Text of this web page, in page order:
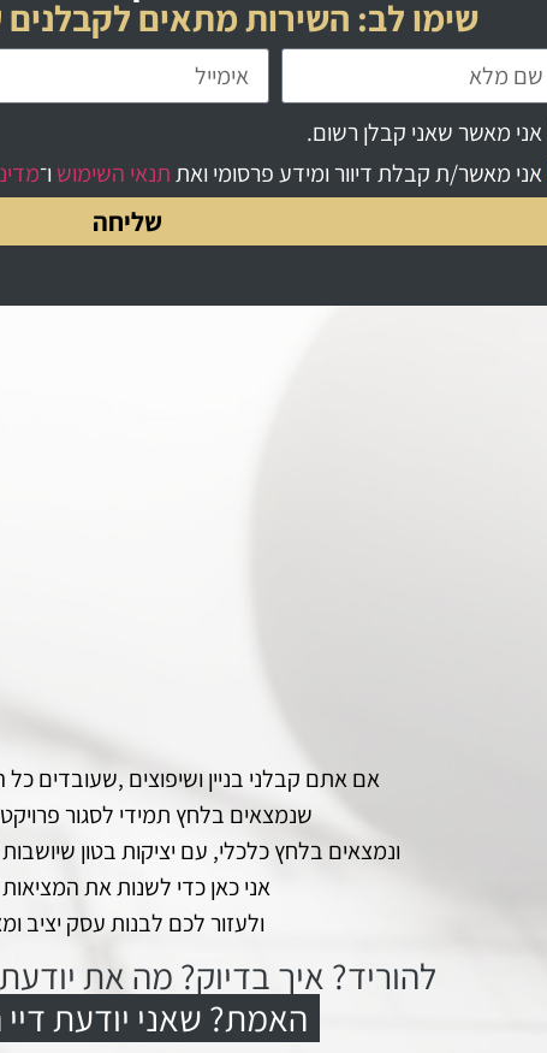
שימו לב: השירות מתאים לקבלנים
אני מאשר שאני קבלן רשום.
אני מאשר/ת קבלת דיוור ומידע פרסומי ואתתנאי השימוש ו־
שליחה
אם אתם קבלני בניין ושיפוצים ,שעובדים
שנמצאים בלחץ תמידי לסגור
ונמצאים בלחץ כלכלי, עם יציקות בטון
אני כאן כדי לשנות את
ולעזור לכם לבנות עסק יציב
להוריד? איך בדיוק? מה את
האמת? שאני יודעת